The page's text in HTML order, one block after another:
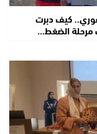
كيف دبرت
مرحلة الضغط…